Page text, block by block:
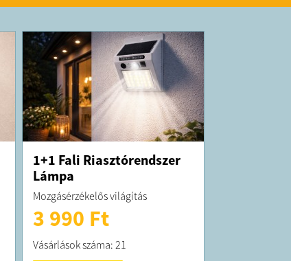
1+1 Fali Riasztórendszer
Lámpa
Mozgásérzékelős világítás
3 990 Ft
Vásárlások száma: 21